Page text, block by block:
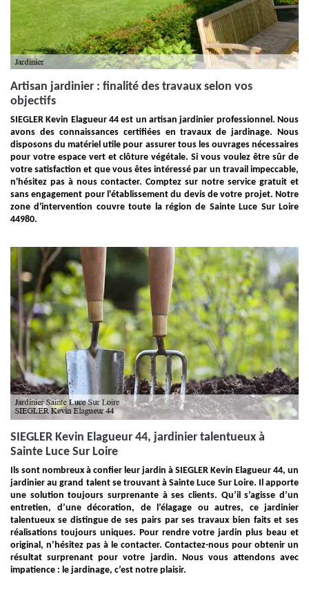
Artisan jardinier : finalité des travaux selon vos
objectifs
SIEGLER Kevin Elagueur 44 est un artisan jardinier professionnel. Nous
avons des connaissances certifiées en travaux de jardinage. Nous
disposons du matériel utile pour assurer tous les ouvrages nécessaires
pour votre espace vert et clôture végétale. Si vous voulez être sûr de
votre satisfaction et que vous êtes intéressé par un travail impeccable,
n'hésitez pas à nous contacter. Comptez sur notre service gratuit et
sans engagement pour l'établissement du devis de votre projet. Notre
zone d'intervention couvre toute la région de Sainte Luce Sur Loire
44980.
SIEGLER Kevin Elagueur 44, jardinier talentueux à
Sainte Luce Sur Loire
Ils sont nombreux à confier leur jardin à SIEGLER Kevin Elagueur 44, un
jardinier au grand talent se trouvant à Sainte Luce Sur Loire. Il apporte
une solution toujours surprenante à ses clients. Qu’il s’agisse d’un
entretien, d’une décoration, de l’élagage ou autres, ce jardinier
talentueux se distingue de ses pairs par ses travaux bien faits et ses
réalisations toujours uniques. Pour rendre votre jardin plus beau et
original, n’hésitez pas à le contacter. Contactez-nous pour obtenir un
résultat surprenant pour votre jardin. Nous vous attendons avec
impatience : le jardinage, c’est notre plaisir.